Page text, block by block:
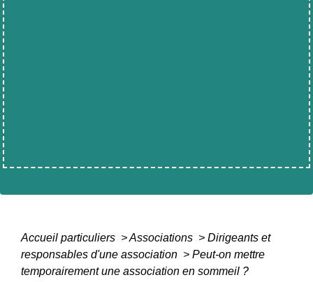
Accueil particuliers >Associations > Dirigeants et
responsables d'une association > Peut-on mettre
temporairement une association en sommeil ?